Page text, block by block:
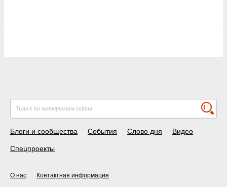
Блоги и сообщества События Слово дня Видео
Спецпроекты
О нас Контактная информация